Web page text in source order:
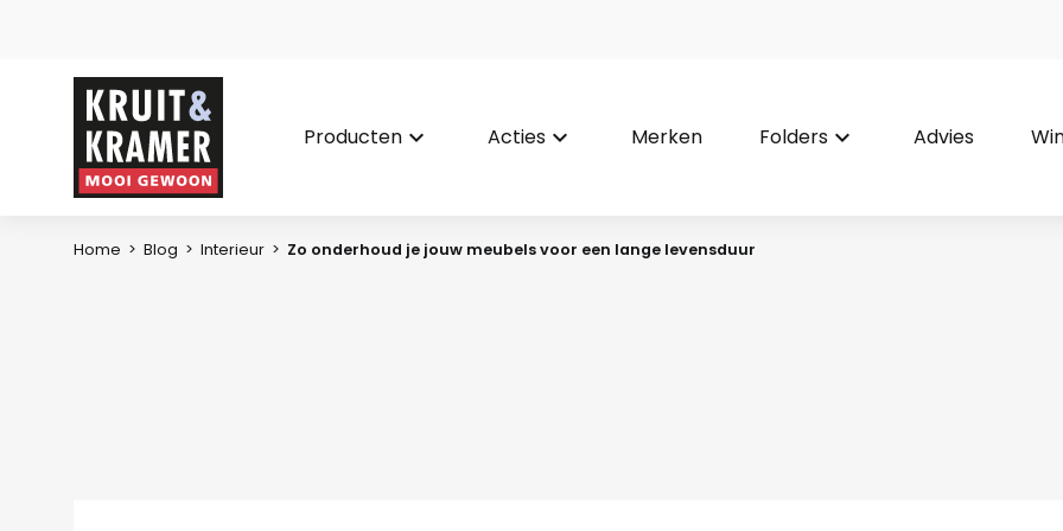
Producten keyboard_arrow_down Acties keyboard_arrow_down Merken Folders keyboard_arrow_down Advies
Home > Blog > Interieur > Zo onderhoud je jouw meubels voor een lange levensduur